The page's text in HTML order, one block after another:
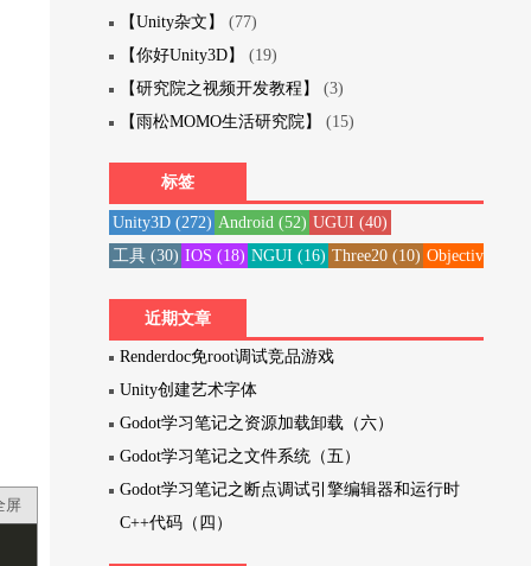
屏
【Unity杂文】
(77)
【你好Unity3D】
(19)
【研究院之视频开发教程】
(3)
【雨松MOMO生活研究院】
(15)
标签
Unity3D(272) Android(52) UGUI (40)
工具(30) IOS (18) NGUI (16) Three20(10) Objective-C
近期文章
Renderdoc免root调试竞品游戏
Unity创建艺术字体
Godot学习笔记之资源加载卸载（六）
Godot学习笔记之文件系统（五）
Godot学习笔记之断点调试引擎编辑器和运行时
C++代码（四）